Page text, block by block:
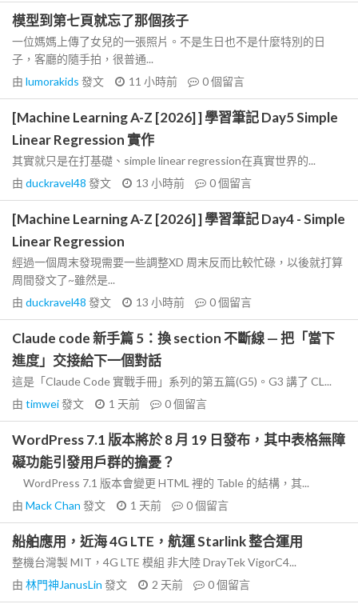
模型到第七頁就忘了那個孩子
一位媽媽上傳了女兒的一張照片。不是生日也不是什麼特別的日
子，客廳的隨手拍，很普通...
由 lumorakids 發文 11 小時前 0個留言
[Machine Learning A-Z [2026] ] 學習筆記 Day5 Simple
Linear Regression 實作
其實就只是在打基礎、simple linear regression在真實世界的...
由 duckravel48 發文 13 小時前 0個留言
[Machine Learning A-Z [2026] ] 學習筆記 Day4 - Simple
Linear Regression
經過一個周末發現需要一些調整XD 周末反而比較忙碌，以後就打算
周間發文了~雖然是...
由 duckravel48 發文 13 小時前 0個留言
Claude code 新手篇 5：換 section 不斷線 — 把「當下
進度」交接給下一個對話
這是「Claude Code 實戰手冊」系列的第五篇(G5)。G3 講了 CL...
由 timwei發文 1 天前 0個留言
WordPress 7.1 版本將於 8 月 19 日發布，其中表格無障
礙功能引發用戶群的擔憂？
WordPress 7.1 版本會變更 HTML 裡的 Table 的結構，其...
由 Mack Chan 發文 1 天前 0個留言
船舶應用，近海 4G LTE，航運 Starlink 整合運用
整機台灣製 MIT，4G LTE 模組 非大陸 DrayTek VigorC4...
由 林門神JanusLin 發文 2 天前 0個留言